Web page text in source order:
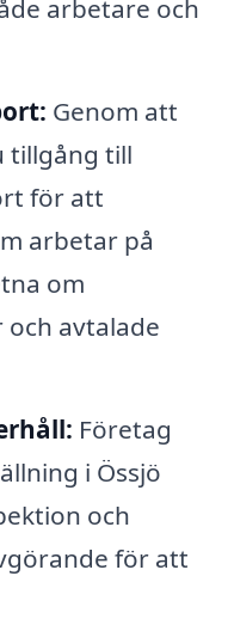
arbetare och
Genom att
tillgång till
för att
arbetar på
om
avtalade
Företag
i Össjö
och
för att